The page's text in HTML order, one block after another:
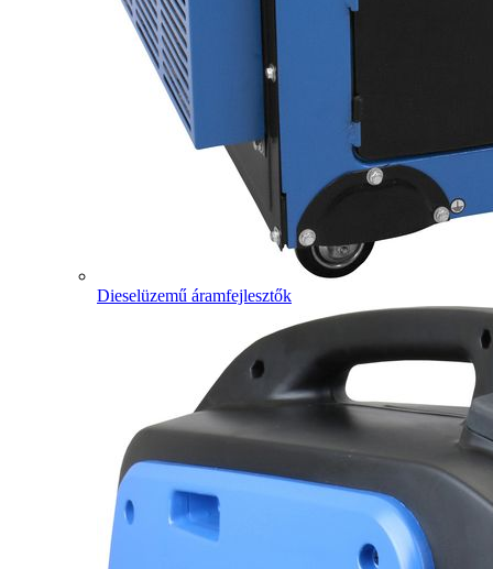
Dieselüzemű áramfejlesztők